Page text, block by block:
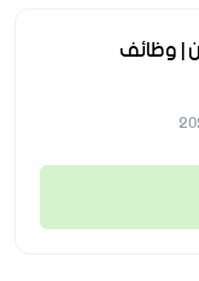
| وظائف